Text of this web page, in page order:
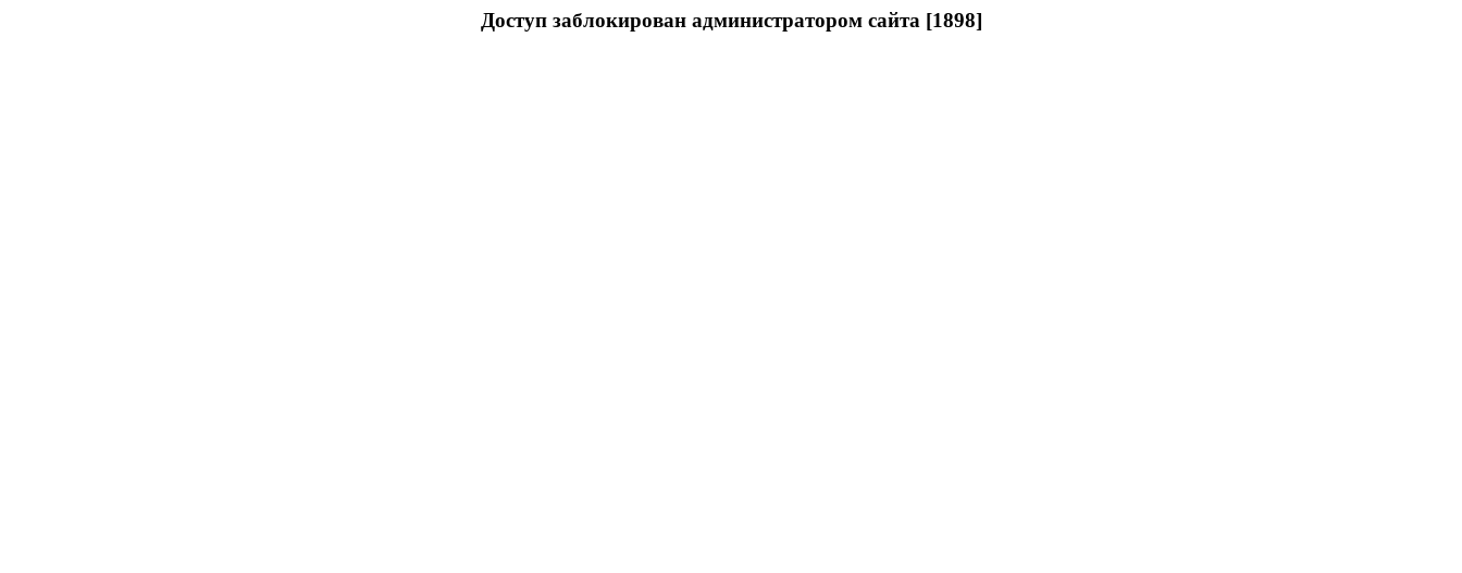
Доступ заблокирован администратором сайта [1898]